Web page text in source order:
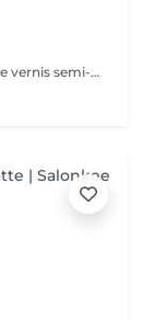
Pédicure + semi : Pédicure complète + pose de vernis semi-permanent.